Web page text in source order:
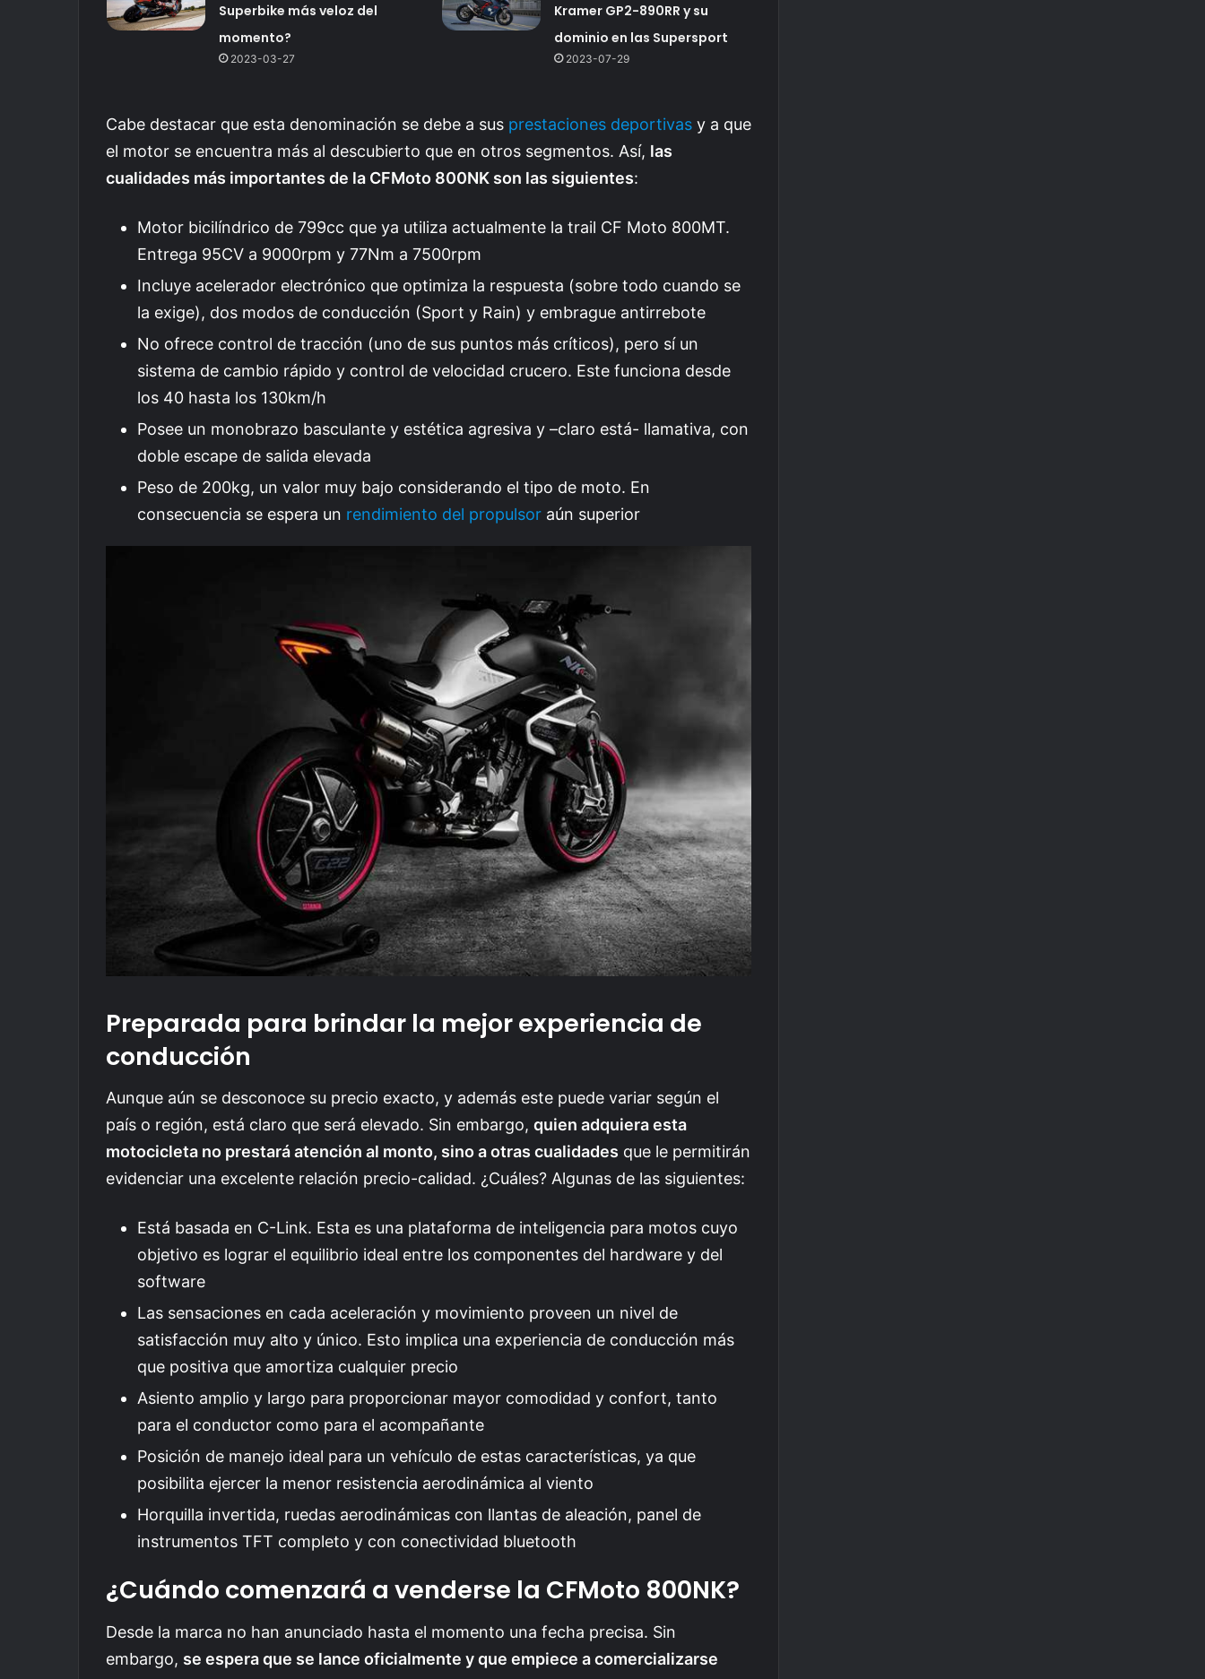
Superbike más veloz del
momento?
2023-03-27
Kramer GP2-890RR y su
dominio en las Supersport
2023-07-29
Cabe destacar que esta denominación se debe a sus prestaciones deportivas y a que
el motor se encuentra más al descubierto que en otros segmentos. Así, las
cualidades más importantes de la CFMoto 800NK son las siguientes:
Motor bicilíndrico de 799cc que ya utiliza actualmente la trail CF Moto 800MT.
Entrega 95CV a 9000rpm y 77Nm a 7500rpm
Incluye acelerador electrónico que optimiza la respuesta (sobre todo cuando se
la exige), dos modos de conducción (Sport y Rain) y embrague antirrebote
No ofrece control de tracción (uno de sus puntos más críticos), pero sí un
sistema de cambio rápido y control de velocidad crucero. Este funciona desde
los 40 hasta los 130km/h
Posee un monobrazo basculante y estética agresiva y –claro está- llamativa, con
doble escape de salida elevada
Peso de 200kg, un valor muy bajo considerando el tipo de moto. En
consecuencia se espera un rendimiento del propulsor aún superior
Preparada para brindar la mejor experiencia de
conducción
Aunque aún se desconoce su precio exacto, y además este puede variar según el
país o región, está claro que será elevado. Sin embargo, quien adquiera esta
motocicleta no prestará atención al monto, sino a otras cualidades que le permitirán
evidenciar una excelente relación precio-calidad. ¿Cuáles? Algunas de las siguientes:
Está basada en C-Link. Esta es una plataforma de inteligencia para motos cuyo
objetivo es lograr el equilibrio ideal entre los componentes del hardware y del
software
Las sensaciones en cada aceleración y movimiento proveen un nivel de
satisfacción muy alto y único. Esto implica una experiencia de conducción más
que positiva que amortiza cualquier precio
Asiento amplio y largo para proporcionar mayor comodidad y confort, tanto
para el conductor como para el acompañante
Posición de manejo ideal para un vehículo de estas características, ya que
posibilita ejercer la menor resistencia aerodinámica al viento
Horquilla invertida, ruedas aerodinámicas con llantas de aleación, panel de
instrumentos TFT completo y con conectividad bluetooth
¿Cuándo comenzará a venderse la CFMoto 800NK?
Desde la marca no han anunciado hasta el momento una fecha precisa. Sin
embargo, se espera que se lance oficialmente y que empiece a comercializarse